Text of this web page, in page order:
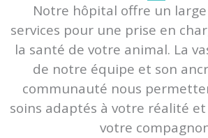
Notre hôpital offre un
services pour une prise en
la santé de votre animal. La
de notre équipe et son
communauté nous
soins adaptés à votre réalité
votre